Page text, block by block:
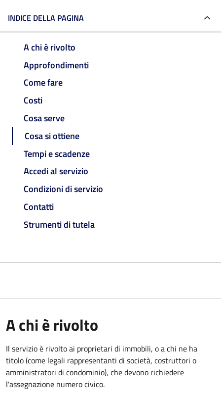
INDICE DELLA PAGINA
A chi è rivolto
Approfondimenti
Come fare
Costi
Cosa serve
Cosa si ottiene
Tempi e scadenze
Accedi al servizio
Condizioni di servizio
Contatti
Strumenti di tutela
A chi è rivolto
Il servizio è rivolto ai proprietari di immobili, o a chi ne ha
titolo (come legali rappresentanti di società, costruttori o
amministratori di condominio), che devono richiedere
l'assegnazione numero civico.